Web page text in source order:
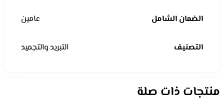
الضمان الشامل عامين
التصنيف التبريد والتجميد
منتجات ذات صلة